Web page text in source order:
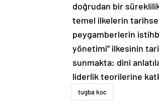
doğrudan bir
temel ilkelerin
peygamberlerin
yönetimi” ilkesinin
sunmakta; dini
liderlik teorilerine
tugba koc